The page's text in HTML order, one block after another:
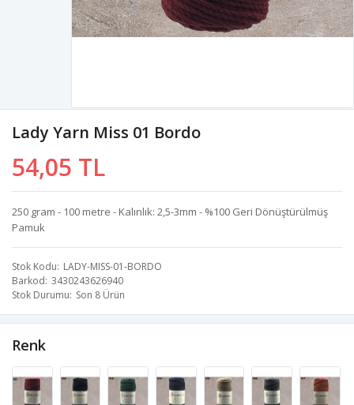
Lady Yarn Miss 01 Bordo
54,05 TL
250 gram - 100 metre - Kalınlık: 2,5-3mm - %100 Geri Dönüştürülmüş
Pamuk
Stok Kodu LADY-MISS-01-BORDO
Barkod 3430243626940
Stok Durumu Son 8 Ürün
Renk